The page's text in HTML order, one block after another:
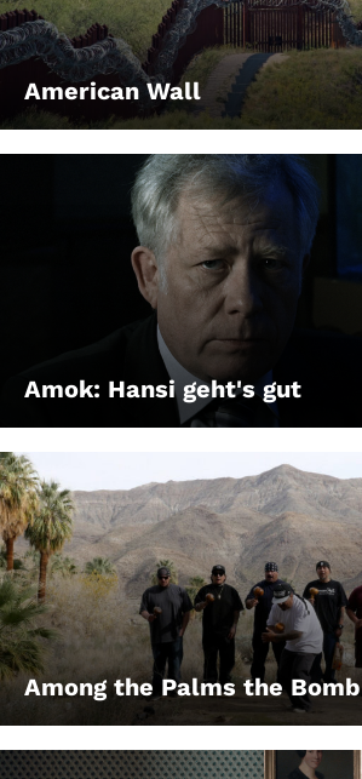
American Wall
Amok: Hansi geht's gut
Among the Palms the Bomb